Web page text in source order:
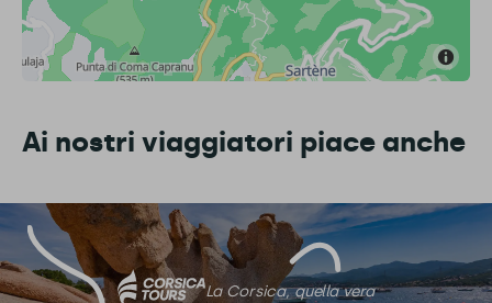
Ai nostri viaggiatori piace anche
La Corsica, quella vera